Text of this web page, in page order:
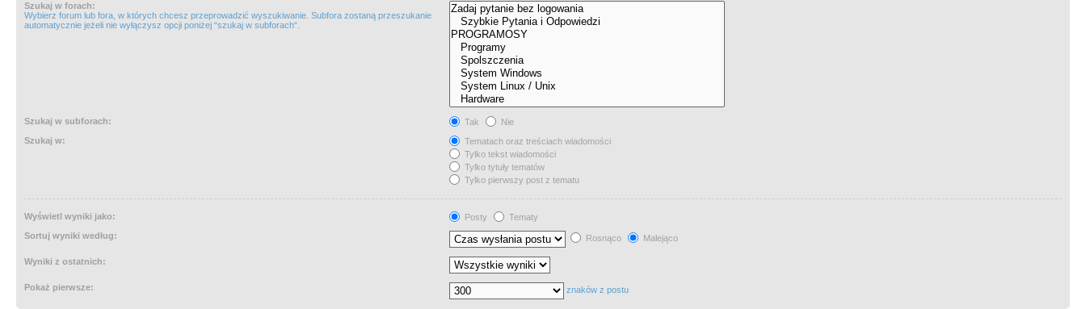
Szukaj w forach:
Wybierz forum lub fora, w których chcesz przeprowadzić wyszukiwanie. Subfora zostaną przeszukanie
automatycznie jeżeli nie wyłączysz opcji poniżej “szukaj w subforach“.
Szukaj w subforach: Tak
Nie
Szukaj w:
Tematach oraz treściach wiadomości
Tylko tekst wiadomości
Tylko tytuły tematów
Tylko pierwszy post z tematu
Wyświetl wyniki jako: Posty
Tematy
Sortuj wyniki według:
Rosnąco Malejąco
Wyniki z ostatnich:
Pokaż pierwsze: znaków z postu